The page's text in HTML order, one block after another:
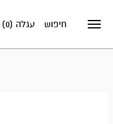
Toggle
עגלה (0) חיפוש